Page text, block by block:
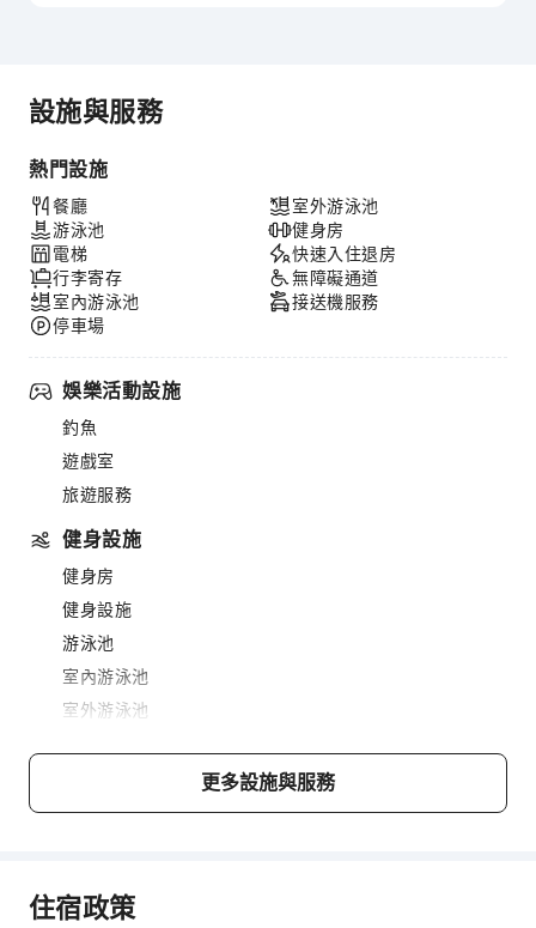
設施與服務
熱門設施
餐廳
游泳池
電梯
行李寄存
室內游泳池
停車場
室外游泳池
健身房
快速入住退房
無障礙通道
接送機服務
娛樂活動設施
釣魚
遊戲室
旅遊服務
健身設施
健身房
健身設施
游泳池
室內游泳池
室外游泳池
餐飲服務
販賣亭/便利商店
更多設施與服務
住宿政策